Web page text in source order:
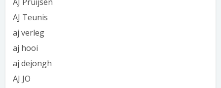
AJ Teunis
aj verleg
aj hooi
aj dejongh
AJ JO